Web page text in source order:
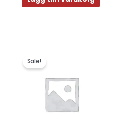
Sale!
€380.00.€369.00.